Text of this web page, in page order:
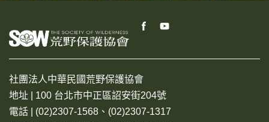
社團法人中華民國荒野保護協會
地址 | 100 台北市中正區詔安街204號
電話 | (02)2307-1568、(02)2307-1317